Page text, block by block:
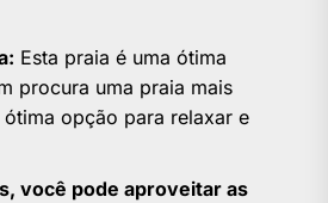
Esta praia é uma ótima
procura uma praia mais
opção para relaxar e
você pode aproveitar as